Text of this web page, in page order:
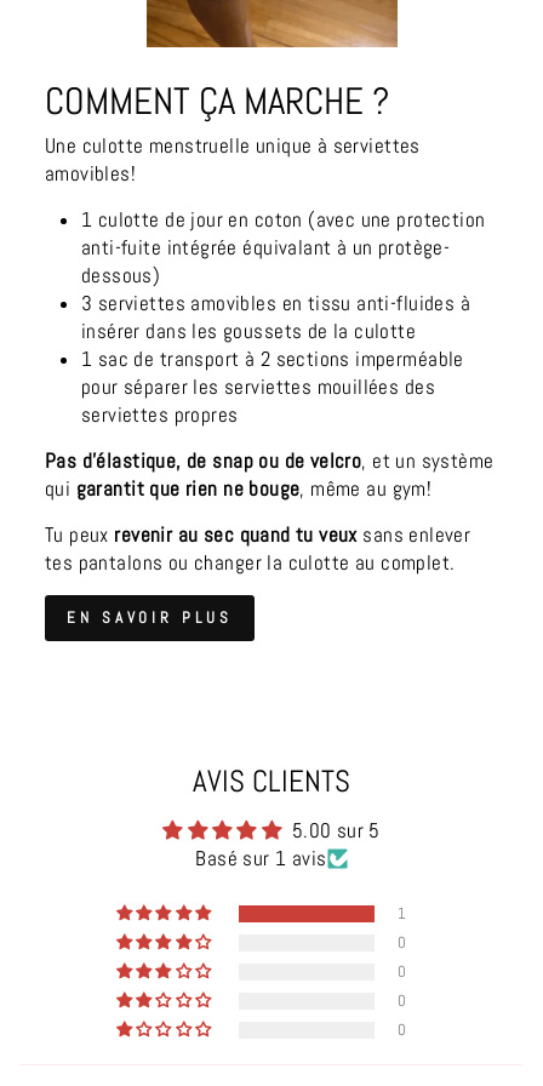
COMMENT ÇA MARCHE ?
Une culotte menstruelle unique à serviettes
amovibles!
1 culotte de jour en coton (avec une protection
anti-fuite intégrée équivalant à un protège-
dessous)
3 serviettes amovibles en tissu anti-fluides à
insérer dans les goussets de la culotte
1 sac de transport à 2 sections imperméable
pour séparer les serviettes mouillées des
serviettes propres
Pas d'élastique, de snap ou de velcro, et un système
qui garantit que rien ne bouge, même au gym!
Tu peux revenir au sec quand tu veux sans enlever
tes pantalons ou changer la culotte au complet.
EN SAVOIR PLUS
AVIS CLIENTS
5.00 sur 5
Basé sur 1 avis
1
0
0
0
0